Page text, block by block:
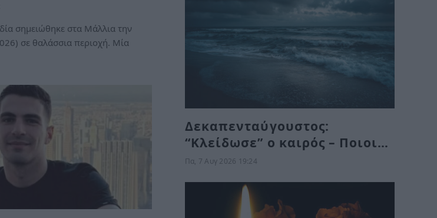
σημειώθηκε στα Μάλλια την
σε θαλάσσια περιοχή. Μία
Δεκαπενταύγουστος:
“Κλείδωσε” ο καιρός – Ποιοι
θα κάνουν διακοπές με βροχή
Πα, 7 Αυγ 2026 19:24